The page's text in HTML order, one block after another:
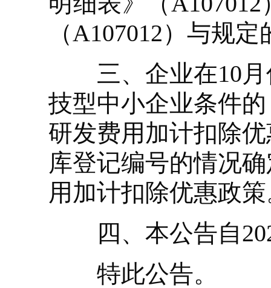
（A107012）与规
三、企业在10月
技型中小企业条件
研发费用加计扣除
库登记编号的情况
用加计扣除优惠政
四、本公告自
特此公告。